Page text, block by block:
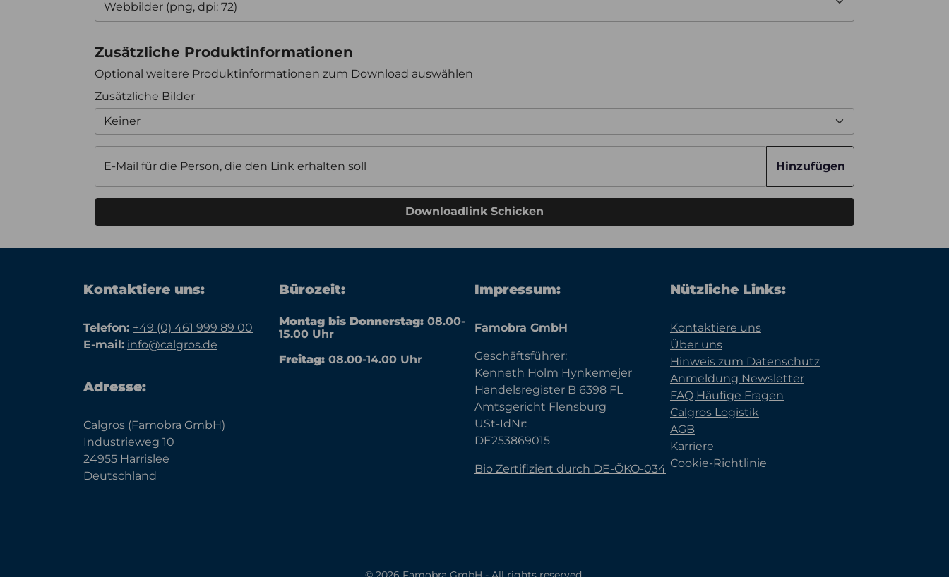
Zusätzliche Produktinformationen
Optional weitere Produktinformationen zum Download auswählen
Zusätzliche Bilder
Keiner
E-Mail für die Person, die den Link erhalten soll Hinzufügen
Downloadlink Schicken
Kontaktiere uns:
Telefon: +49 (0) 461 999 89 00
E-mail: info@calgros.de
Adresse:
Calgros (Famobra GmbH)
Industrieweg 10
24955 Harrislee
Deutschland
Bürozeit:
Montag bis Donnerstag: 08.00-
15.00 Uhr
Freitag: 08.00-14.00 Uhr
Impressum:
Famobra GmbH
Geschäftsführer:
Kenneth Holm Hynkemejer
Handelsregister B 6398 FL
Amtsgericht Flensburg
USt-IdNr:
DE253869015
Bio Zertifiziert durch DE-ÖKO-034
Nützliche Links:
Kontaktiere uns
Über uns
Hinweis zum Datenschutz
Anmeldung Newsletter
FAQ Häufige Fragen
Calgros Logistik
AGB
Karriere
Cookie-Richtlinie